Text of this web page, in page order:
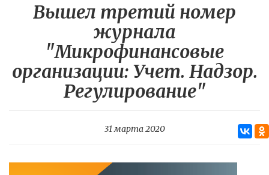
Вышел третий номер
журнала
"Микрофинансовые
организации: Учет. Надзор.
Регулирование"
31 марта 2020